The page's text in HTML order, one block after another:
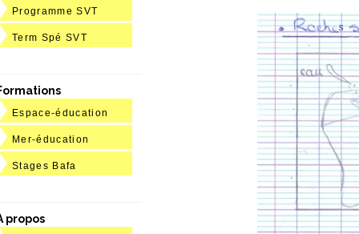
Programme SVT
Term Spé SVT
Espace-éducation
Mer-éducation
Stages Bafa
propos